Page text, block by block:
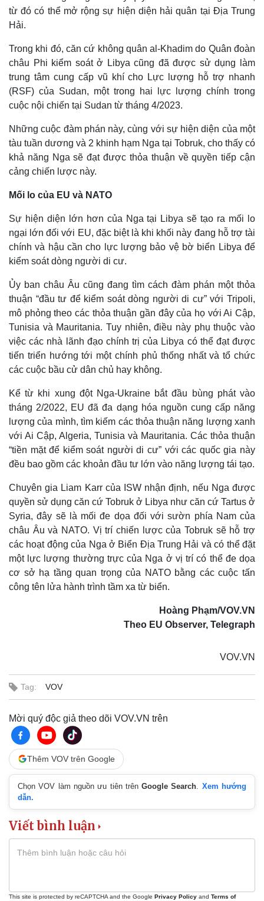
Doanh nghiệp
Doanh nghiệp 24h
Doanh nhân
Vì cộng đồng
Công nghệ
Tin Công nghệ
Trải nghiệm
Chuyển đổi số
Sức khỏe
Phòng mạch online
Ăn sạch sống khỏe
Đời sống
Nhà đẹp
Blog
từ đó có thể mở rộng sự hiện diện hải quân tại Địa Trung
Hải.
Trong khi đó, căn cứ không quân al-Khadim do Quân đoàn
châu Phi kiểm soát ở Libya cũng đã được sử dụng làm
trung tâm cung cấp vũ khí cho Lực lượng hỗ trợ nhanh
(RSF) của Sudan, một trong hai lực lượng chính trong
cuộc nội chiến tại Sudan từ tháng 4/2023.
Những cuộc đàm phán này, cùng với sự hiện diện của một
tàu tuần dương và 2 khinh hạm Nga tại Tobruk, cho thấy có
khả năng Nga sẽ đạt được thỏa thuận về quyền tiếp cận
cảng chiến lược này.
Mối lo của EU và NATO
Sự hiện diện lớn hơn của Nga tại Libya sẽ tạo ra mối lo
ngại lớn đối với EU, đặc biệt là khi khối này đang hỗ trợ tài
chính và hậu cần cho lực lượng bảo vệ bờ biển Libya để
kiểm soát dòng người di cư.
Ủy ban châu Âu cũng đang tìm cách đàm phán một thỏa
thuận “đầu tư để kiểm soát dòng người di cư” với Tripoli,
mô phỏng theo các thỏa thuận gần đây của họ với Ai Cập,
Tunisia và Mauritania. Tuy nhiên, điều này phụ thuộc vào
việc các nhà lãnh đạo chính trị của Libya có thể đạt được
tiến triển hướng tới một chính phủ thống nhất và tổ chức
các cuộc bầu cử dân chủ hay không.
Kể từ khi xung đột Nga-Ukraine bắt đầu bùng phát vào
tháng 2/2022, EU đã đa dạng hóa nguồn cung cấp năng
lượng của mình, tìm kiếm các thỏa thuận năng lượng xanh
với Ai Cập, Algeria, Tunisia và Mauritania. Các thỏa thuận
“tiền mặt để kiểm soát người di cư” với các quốc gia này
đều bao gồm các khoản đầu tư lớn vào năng lượng tái tạo.
Chuyên gia Liam Karr của ISW nhận định, nếu Nga được
quyền sử dụng căn cứ Tobruk ở Libya như căn cứ Tartus ở
Syria, đây sẽ là mối đe dọa đối với sườn phía Nam của
châu Âu và NATO. Vị trí chiến lược của Tobruk sẽ hỗ trợ
các hoạt động của Nga ở Biển Địa Trung Hải và có thể đặt
một lực lượng thường trực của Nga ở vị trí có thể đe dọa
cơ sở hạ tầng quan trọng của NATO bằng các cuộc tấn
công tên lửa hành trình tầm xa từ biển.
Hoàng Phạm/VOV.VN
Theo EU Observer, Telegraph
VOV.VN
Tag: VOV
Mời quý độc giả theo dõi VOV.VN trên
Thêm VOV trên Google
Chọn VOV làm nguồn ưu tiên trênGoogle Search
Xem hướng
dẫn.
Viết bình luận
This site is protected by reCAPTCHA and the Google Privacy Policy and Terms of